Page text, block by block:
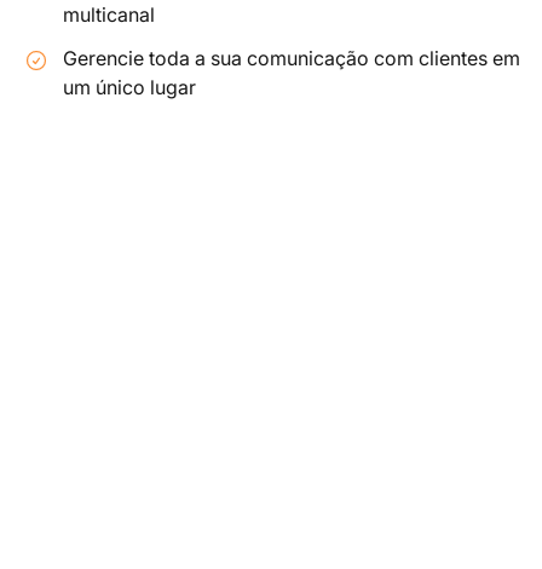
multicanal
Gerencie toda a sua comunicação com clientes em
um único lugar